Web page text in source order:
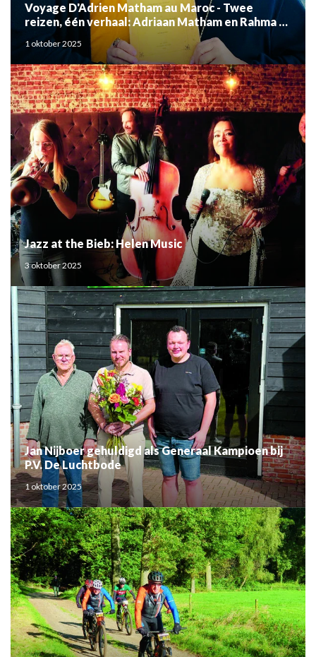
Voyage D'Adrien Matham au Maroc - Twee
reizen, één verhaal: Adriaan Matham en Rahma el
Mouden
1 oktober 2025
Jazz at the Bieb: Helen Music
3 oktober 2025
Jan Nijboer gehuldigd als Generaal Kampioen bij
P.V. De Luchtbode
1 oktober 2025